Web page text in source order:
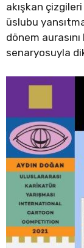
akışkan
üslubu
dönem
senaryosuyla